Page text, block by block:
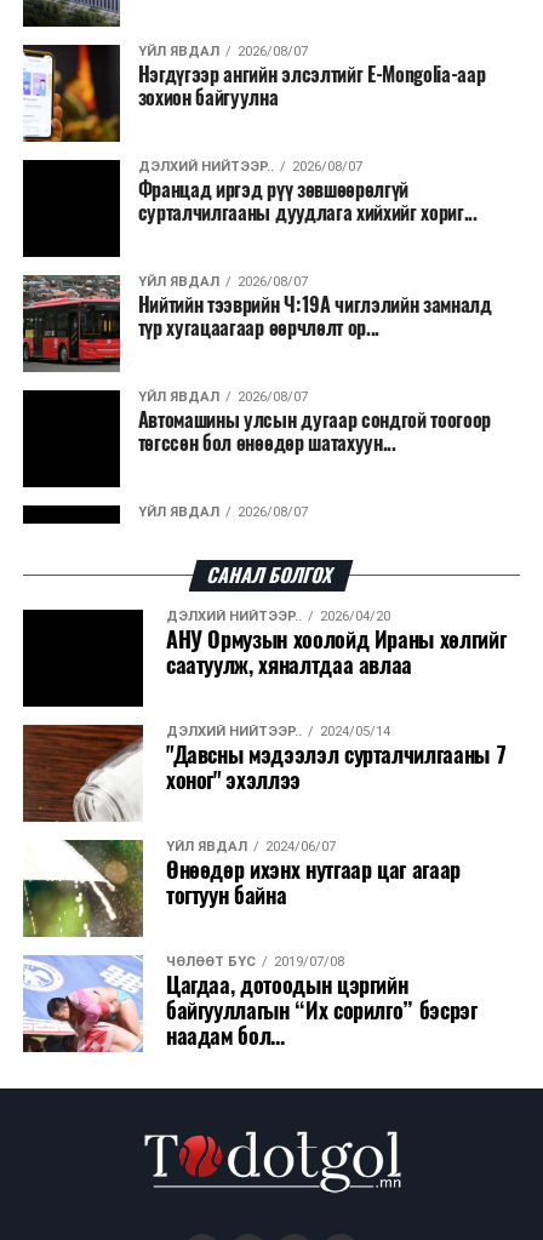
ҮЙЛ ЯВДАЛ 2026/08/07
Нэгдүгээр ангийн элсэлтийг E-Mongolia-аар
зохион байгуулна
ДЭЛХИЙ НИЙТЭЭР.. 2026/08/07
Францад иргэд рүү зөвшөөрөлгүй
сурталчилгааны дуудлага хийхийг хориг...
ҮЙЛ ЯВДАЛ 2026/08/07
Нийтийн тээврийн Ч:19А чиглэлийн замналд
түр хугацаагаар өөрчлөлт ор...
ҮЙЛ ЯВДАЛ 2026/08/07
Автомашины улсын дугаар сондгой тоогоор
төгссөн бол өнөөдөр шатахуун...
ҮЙЛ ЯВДАЛ 2026/08/07
ДЭЛХИЙ НИЙТЭЭР.. 2026/08/06
“Уралдронзавод” компанийн ерөнхий
захирлын автомашиныг дэлбэлжээ...
ҮЙЛ ЯВДАЛ
Сүхбаатар боомтоор тав хоногт 10 мянга гаруй
тонн АИ-92 автобензин и...
ДЭЛХИЙ НИЙТЭЭР.. 2026/08/06
Вашингтон мужийн ой хээрийн түймрийг
хяналтад авах ажил ахицтай байн...
ДЭЛХИЙ НИЙТЭЭР.. 2026/08/06
АНУ, Иран Ормузын хоолойг нээх тохиролцоонд
ойртож байна
ХЭН ЮУ ХЭЛЭВ... 2026/08/06
өрсөлдөөн ширүүсэв
САНАЛ БОЛГОХ
ДЭЛХИЙ НИЙТЭЭР.. 2026/04/20
АНУ Ормузын хоолойд Ираны хөлгийг
саатуулж, хяналтдаа авлаа
ДЭЛХИЙ НИЙТЭЭР.. 2024/05/14
"Давсны мэдээлэл сурталчилгааны 7
хоног" эхэллээ
ҮЙЛ ЯВДАЛ 2024/06/07
Өнөөдөр ихэнх нутгаар цаг агаар
тогтуун байна
ЧӨЛӨӨТ БҮС 2019/07/08
Цагдаа, дотоодын цэргийн
байгууллагын “Их сорилго” бэсрэг
наадам бол...